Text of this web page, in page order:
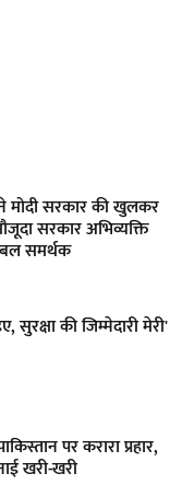
मोदी सरकार की खुलकर
सरकार अभिव्यक्ति
समर्थक
की जिम्मेदारी मेरी'
पर करारा प्रहार,
खरी-खरी